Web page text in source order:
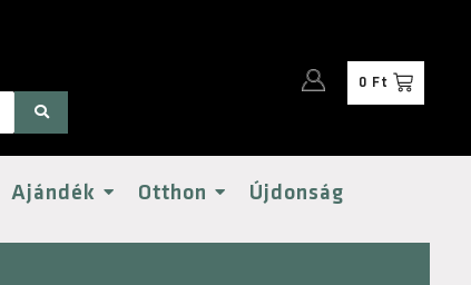
0 Ft
Ajándék Otthon Újdonság